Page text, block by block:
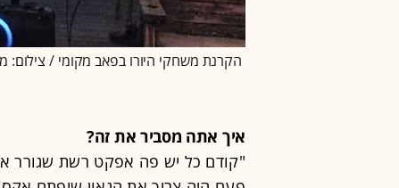
הקרנת משחקי היורו בפאב מקומי / צילום:
איך אתה מסביר את זה?
"קודם כל יש פה אפקט רשת שגורר